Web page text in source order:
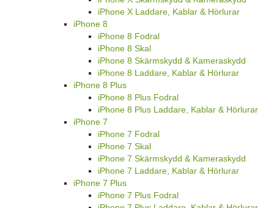
iPhone X Laddare, Kablar & Hörlurar
iPhone 8
iPhone 8 Fodral
iPhone 8 Skal
iPhone 8 Skärmskydd & Kameraskydd
iPhone 8 Laddare, Kablar & Hörlurar
iPhone 8 Plus
iPhone 8 Plus Fodral
iPhone 8 Plus Laddare, Kablar & Hörlurar
iPhone 7
iPhone 7 Fodral
iPhone 7 Skal
iPhone 7 Skärmskydd & Kameraskydd
iPhone 7 Laddare, Kablar & Hörlurar
iPhone 7 Plus
iPhone 7 Plus Fodral